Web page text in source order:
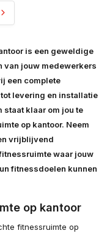
is een geweldige
van jouw medewerkers
een complete
levering en installatie
staat klaar om jou te
op kantoor. Neem
vrijblijvend
waar jouw
fitnessdoelen kunnen
op kantoor
fitnessruimte op